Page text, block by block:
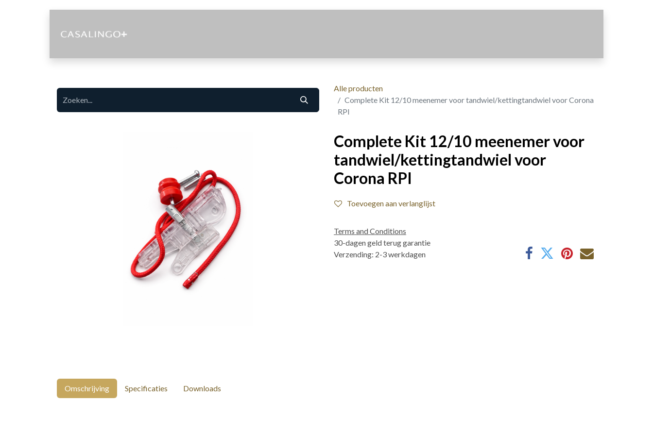
Alle producten
Complete Kit 12/10 meenemer voor tandwiel/kettingtandwiel voor Corona
RPI
Complete Kit 12/10 meenemer voor
tandwiel/kettingtandwiel voor
Corona RPI
Toevoegen aan verlanglijst
Terms and Conditions
30-dagen geld terug garantie
Verzending: 2-3 werkdagen
Omschrijving Specificaties Downloads